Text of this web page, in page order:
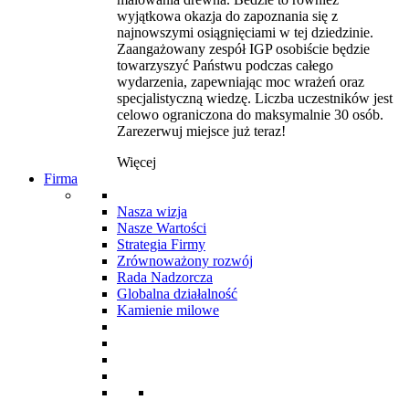
wyjątkowa okazja do zapoznania się z
najnowszymi osiągnięciami w tej dziedzinie.
Zaangażowany zespół IGP osobiście będzie
towarzyszyć Państwu podczas całego
wydarzenia, zapewniając moc wrażeń oraz
specjalistyczną wiedzę. Liczba uczestników jest
celowo ograniczona do maksymalnie 30 osób.
Zarezerwuj miejsce już teraz!
Więcej
Firma
Nasza wizja
Nasze Wartości
Strategia Firmy
Zrównoważony rozwój
Rada Nadzorcza
Globalna działalność
Kamienie milowe